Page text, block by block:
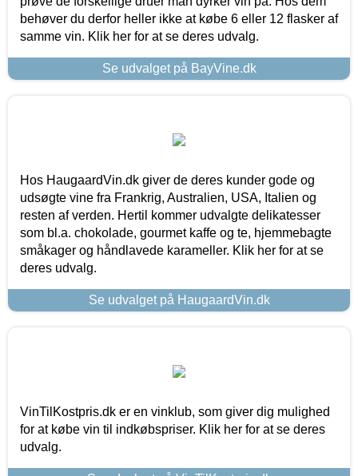
behøver du derfor heller ikke at købe 6 eller 12 flasker af
samme vin. Klik her for at se deres udvalg.
Se udvalget på BayVine.dk
Hos HaugaardVin.dk giver de deres kunder gode og
udsøgte vine fra Frankrig, Australien, USA, Italien og
resten af verden. Hertil kommer udvalgte delikatesser
som bl.a. chokolade, gourmet kaffe og te, hjemmebagte
småkager og håndlavede karameller. Klik her for at se
deres udvalg.
Se udvalget på HaugaardVin.dk
VinTilKostpris.dk er en vinklub, som giver dig mulighed
for at købe vin til indkøbspriser. Klik her for at se deres
udvalg.